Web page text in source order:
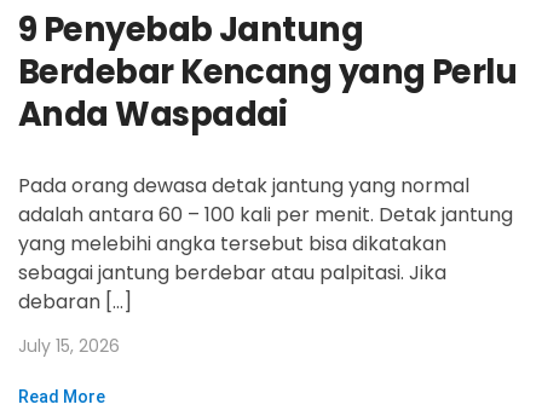
9 Penyebab Jantung
Berdebar Kencang yang Perlu
Anda Waspadai
Pada orang dewasa detak jantung yang normal
adalah antara 60 – 100 kali per menit. Detak jantung
yang melebihi angka tersebut bisa dikatakan
sebagai jantung berdebar atau palpitasi. Jika
debaran […]
July 15, 2026
Read More